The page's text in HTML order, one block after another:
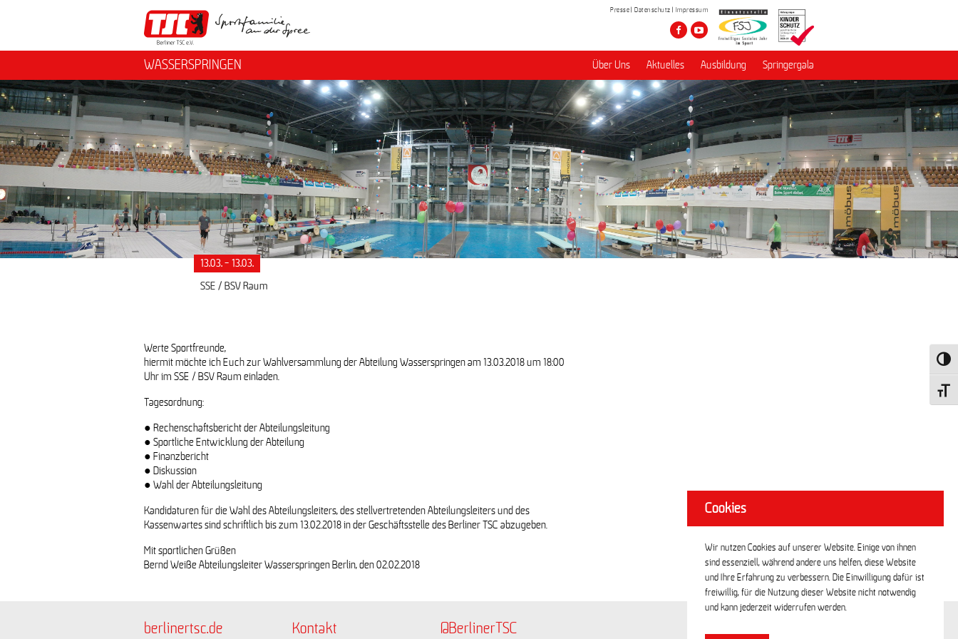
Presse Datenschutz Impressum
WASSERSPRINGEN Über Uns Aktuelles Ausbildung Springergala
13.03. - 13.03.
SSE / BSV Raum
Werte Sportfreunde,
hiermit möchte ich Euch zur Wahlversammlung der Abteilung Wasserspringen am 13.03.2018 um 18:00
Uhr im SSE / BSV Raum einladen.
Tagesordnung:
● Rechenschaftsbericht der Abteilungsleitung
● Sportliche Entwicklung der Abteilung
● Finanzbericht
● Diskussion
● Wahl der Abteilungsleitung
Kandidaturen für die Wahl des Abteilungsleiters, des stellvertretenden Abteilungsleiters und des
Kassenwartes sind schriftlich bis zum 13.02.2018 in der Geschäftsstelle des Berliner TSC abzugeben.
Mit sportlichen Grüßen
Bernd Weiße Abteilungsleiter Wasserspringen Berlin, den 02.02.2018
berlinertsc.de Kontakt @BerlinerTSC
Cookies
Wir nutzen Cookies auf unserer Website. Einige von ihnen
sind essenziell, während andere uns helfen, diese Website
und Ihre Erfahrung zu verbessern. Die Einwilligung dafür ist
freiwillig, für die Nutzung dieser Website nicht notwendig
und kann jederzeit widerrufen werden.